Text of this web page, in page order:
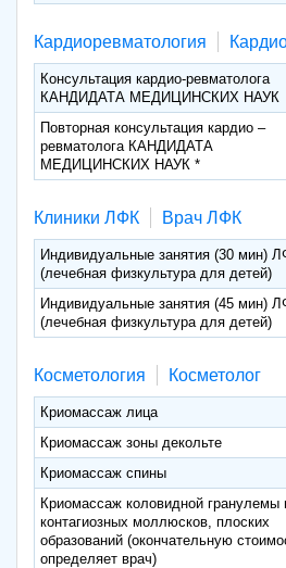
Кардиоревматология
Консультация кардио-ревматолога
КАНДИДАТА МЕДИЦИНСКИХ НАУК
Повторная консультация кардио –
ревматолога КАНДИДАТА
МЕДИЦИНСКИХ НАУК *
Клиники ЛФК Врач ЛФК
Индивидуальные занятия (30 мин)
(лечебная физкультура для детей)
Индивидуальные занятия (45 мин)
(лечебная физкультура для детей)
Косметология Косметолог
Криомассаж лица
Криомассаж зоны декольте
Криомассаж спины
Криомассаж коловидной гранулемы
контагиозных моллюсков, плоских
образований (окончательную
определяет врач)